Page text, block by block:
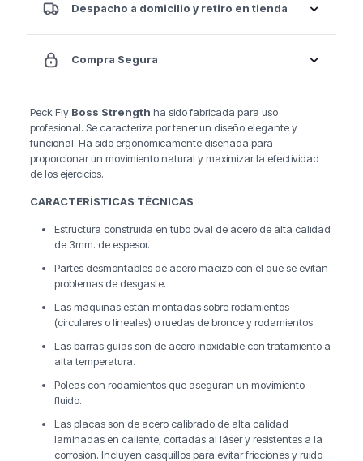
Despacho a domicilio y retiro en tienda
Compra Segura
Peck FlyBoss Strength ha sido fabricada para uso
profesional. Se caracteriza por tener un diseño elegante y
funcional. Ha sido ergonómicamente diseñada para
proporcionar un movimiento natural y maximizar la efectividad
de los ejercicios.
CARACTERÍSTICAS TÉCNICAS
Estructura construida en tubo oval de acero de alta calidad
de 3mm. de espesor.
Partes desmontables de acero macizo con el que se evitan
problemas de desgaste.
Las máquinas están montadas sobre rodamientos
(circulares o lineales) o ruedas de bronce y rodamientos.
Las barras guías son de acero inoxidable con tratamiento a
alta temperatura.
Poleas con rodamientos que aseguran un movimiento
fluido.
Las placas son de acero calibrado de alta calidad
laminadas en caliente, cortadas al láser y resistentes a la
corrosión. Incluyen casquillos para evitar fricciones y ruido